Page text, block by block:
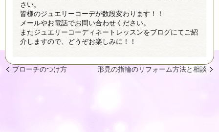
さい。
皆様のジュエリーコーデが数段変わります！！
メールやお電話でお問い合わせください。
またジュエリーコーディネートレッスンをブログにてご紹
介しますので、どうぞお楽しみに！！
ブローチのつけ方 形見の指輪のリフォーム方法と相談